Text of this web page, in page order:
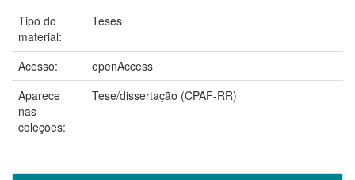
Tipo do
material:
Teses
Acesso:
openAccess
Aparece
nas
coleções:
Tese/dissertação (CPAF-RR)